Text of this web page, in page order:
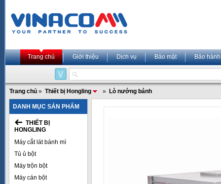
Trang chủ Giới thiệu Dịch vụ Bảo mật Bảo hành
Trang chủ » Thiết bị Hongling » Lò nướng bánh
DANH MỤC SẢN PHẨM
THIẾT BỊ
HONGLING
Máy cắt lát bánh mì
Tủ ủ bột
Máy trộn bột
Máy cán bột